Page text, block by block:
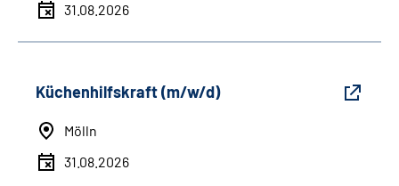
31.08.2026
Küchenhilfskraft (m/w/d)
Mölln
31.08.2026